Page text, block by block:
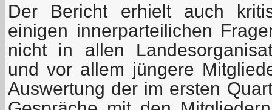
Der Bericht erhielt auch
einigen innerparteilichen
nicht in allen
und vor allem jüngere
Auswertung der im ersten